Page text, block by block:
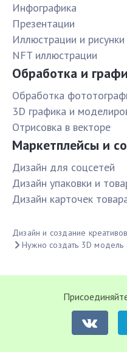
Инфографика
Презентации
Иллюстрации и рисунки
NFT иллюстрации
Обработка и
Обработка
3D графика и
Отрисовка в векторе
Маркетплейсы и
Дизайн для соцсетей
Дизайн упаковки и
Дизайн карточек
Дизайн и создание креативов
Нужно создать 3D